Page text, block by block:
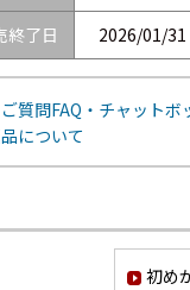
終了日
2026/01/31
質問FAQ・チャットボ
について
初め